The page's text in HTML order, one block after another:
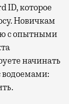
ID, которое
Новичкам
с опытными
начинать
водоемами: